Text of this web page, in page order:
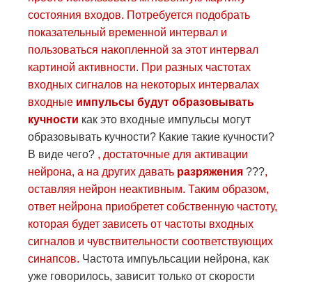
состояния входов. Потребуется подобрать
показательный временной интервал и
пользоваться накопленной за этот интервал
картиной активности. При разных частотах
входных сигналов на некоторых интервалах
входные импульсы будут образовывать
кучности как это входные импульсы могут
образовывать кучности? Какие такие кучности?
В виде чего? , достаточные для активации
нейрона, а на других давать разряжения ???,
оставляя нейрон неактивным. Таким образом,
ответ нейрона приобретет собственную частоту,
которая будет зависеть от частоты входных
сигналов и чувствительности соответствующих
синапсов. Частота импуьльсации нейрона, как
уже говорилось, зависит только от скорости